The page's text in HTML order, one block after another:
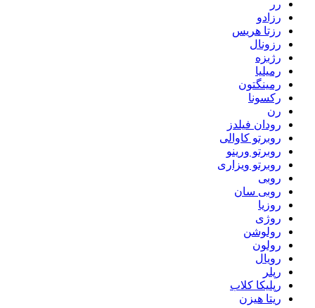
رر
رزادو
رزتا هریس
رزونال
رژبزه
رمیلیا
رمینگتون
رکسونا
رن
رودان فیلدز
روبرتو کاوالی
روبرتو ورینو
روبرتو ویزاری
روبی
روبی سان
روزیا
روژی
رولوشن
رولون
رویال
رپلر
رپلیکا کلاب
ریتا هیزن